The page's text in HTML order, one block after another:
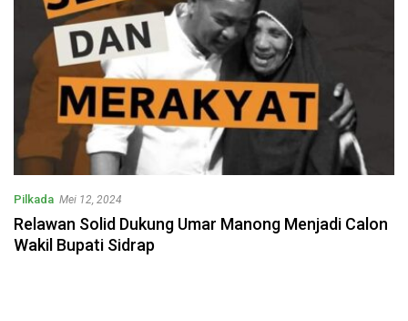
Pilkada Mei 12, 2024
Relawan Solid Dukung Umar Manong Menjadi Calon
Wakil Bupati Sidrap